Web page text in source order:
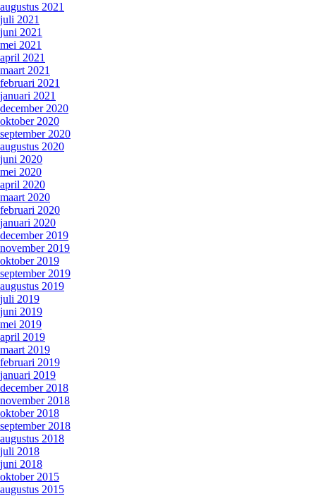
augustus 2021
juli 2021
juni 2021
mei 2021
april 2021
maart 2021
februari 2021
januari 2021
december 2020
oktober 2020
september 2020
augustus 2020
juni 2020
mei 2020
april 2020
maart 2020
februari 2020
januari 2020
december 2019
november 2019
oktober 2019
september 2019
augustus 2019
juli 2019
juni 2019
mei 2019
april 2019
maart 2019
februari 2019
januari 2019
december 2018
november 2018
oktober 2018
september 2018
augustus 2018
juli 2018
juni 2018
oktober 2015
augustus 2015